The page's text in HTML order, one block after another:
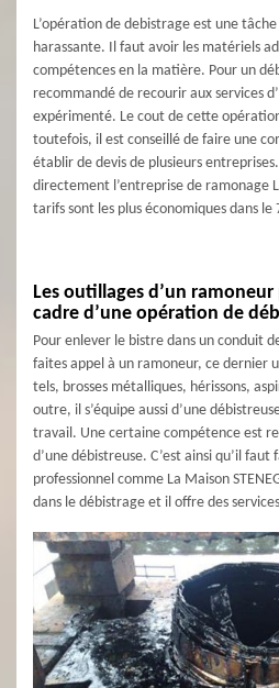
L’opération de debistrage est une
harassante. Il faut avoir les matériels
compétences en la matière. Pour un
recommandé de recourir aux services
expérimenté. Le cout de cette
toutefois, il est conseillé de faire une
établir de devis de plusieurs
directement l’entreprise de ramonage
tarifs sont les plus économiques dans le
Les outillages d’un
cadre d’une opération de
Pour enlever le bistre dans un conduit
faites appel à un ramoneur, ce dernier
tels, brosses métalliques, hérissons,
outre, il s’équipe aussi d’une
travail. Une certaine compétence est
d’une débistreuse. C’est ainsi qu’il
professionnel comme La Maison
dans le débistrage et il offre des